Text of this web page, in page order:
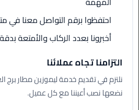
ليموزين
القاهرة
أسعار
ليموزين
احتفظوا برقم التواصل معنا في
أخبرونا بعدد الركاب والأمتعة بدقة
التزامنا تجاه عملائنا
نلتزم في تقديم خدمة ليموزين مطار برج
نضعها نصب أعيننا مع كل عميل.